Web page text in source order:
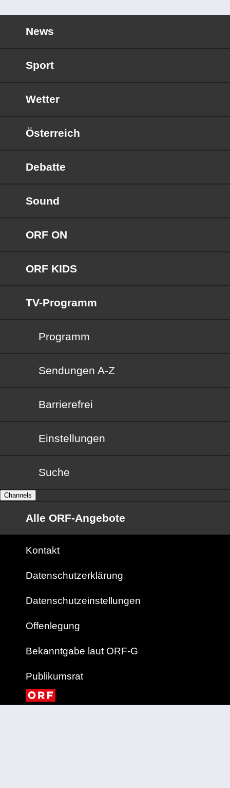
News
Sport
Wetter
Österreich
Debatte
Sound
ORF ON
ORF KIDS
TV-Programm
Programm
Sendungen von A bis Z
Sendungen A-Z
Barrierefrei
Barrierefrei
Einstellungen
Suche
Channels
Alle ORF-Angebote
Kontakt
Datenschutzerklärung
Datenschutzeinstellungen
Offenlegung
Bekanntgabe laut ORF-G
Publikumsrat